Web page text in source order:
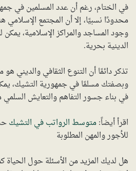
في الختام، رغم أن عدد المسلمين في
محدودًا نسبيًا، إلا أن المجتمع
وجود المساجد والمراكز الإسلامية،
الدينية بحرية.
تذكر دائمًا أن التنوع الثقافي والديني
وبصفتك مسلمًا في جمهورية التشيك،
في بناء جسور التفاهم والتعايش
اقرأ أيضاً:متوسط الرواتب في التشيك
للأجور والمهن المطلوبة
هل لديك المزيد من الأسئلة حول